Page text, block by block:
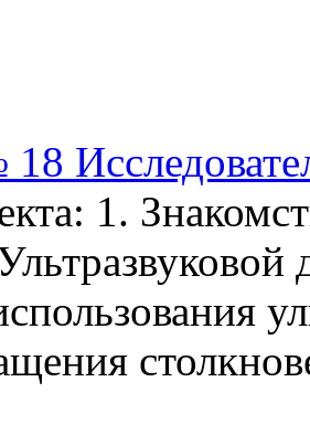
1.